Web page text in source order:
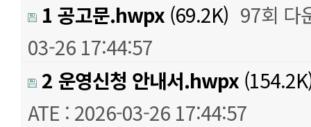
1 공고문.hwpx (69.2K) 97회 다
03-26 17:44:57
2 운영신청 안내서.hwpx
ATE : 2026-03-26 17:44:57